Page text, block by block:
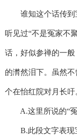
谁知这个话传到
听见过“不是冤家不
话，好似参禅的一
的潸然泪下。虽然
个在怡红院对月长吁
A.这里所说的“冤
B.此段文字表现